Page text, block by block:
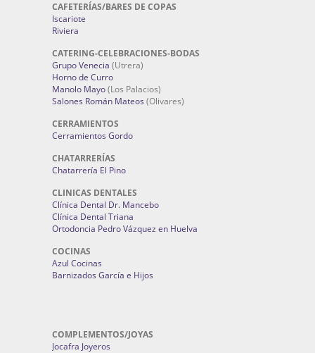
CAFETERÍAS/BARES DE COPAS
Iscariote
Riviera
CATERING-CELEBRACIONES-BODAS
Grupo Venecia (Utrera)
Horno de Curro
Manolo Mayo(Los Palacios)
Salones Román Mateos (Olivares)
CERRAMIENTOS
Cerramientos Gordo
CHATARRERÍAS
Chatarrería El Pino
CLINICAS DENTALES
Clínica Dental Dr. Mancebo
Clínica Dental Triana
Ortodoncia Pedro Vázquez en Huelva
COCINAS
Azul Cocinas
Barnizados García e Hijos
COMPLEMENTOS/JOYAS
Jocafra Joyeros